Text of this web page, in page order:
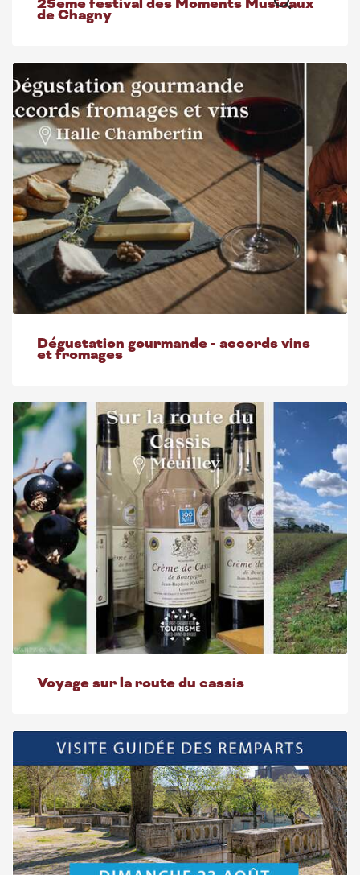
de Chagny
Dégustation gourmande - accords vins
et fromages
Voyage sur la route du cassis